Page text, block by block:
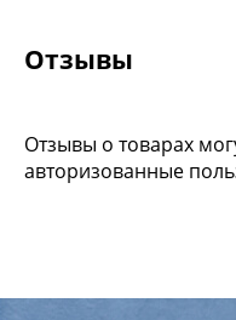
Отзывы
Отзывы о товарах
авторизованные